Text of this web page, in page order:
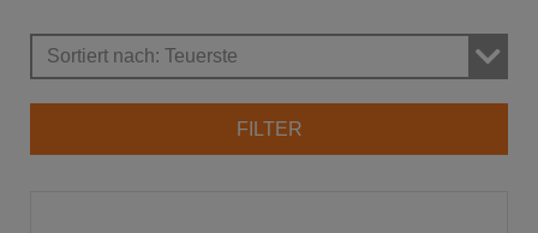
FILTER
Sortiert nach: Teuerste